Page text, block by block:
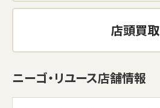
店頭買取
ニーゴ・リユース店舗情報